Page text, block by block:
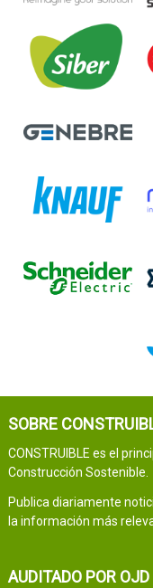
SOBRE
CONSTRUIBLE es el
Construcción Sostenible.
Publica diariamente
la información más
AUDITADO POR OJD